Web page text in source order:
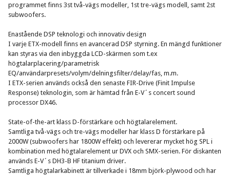
programmet finns 3st två-vägs modeller, 1st tre-vägs modell, samt 2st
subwoofers.
Enastående DSP teknologi och innovativ design
I varje ETX-modell finns en avancerad DSP styrning. En mängd funktioner
kan styras via den inbyggda LCD-skärmen som t.ex
högtalarplacering/parametrisk
EQ/användarpresets/volym/delningsfilter/delay/fas, m.m.
I ETX-serien används också den senaste FIR-Drive (Finit Impulse
Response) teknologin, som är hämtad från E-V´s concert sound
processor DX46.
State-of-the-art klass D-förstärkare och högtalarelement.
Samtliga två-vägs och tre-vägs modeller har klass D förstärkare på
2000W (subwoofers har 1800W effekt) och levererar mycket hög SPL i
kombination med högtalarelement ur DVX och SMX-serien. För diskanten
används E-V´s DH3-B HF titanium driver.
Samtliga högtalarkabinett är tillverkade i 18mm björk-plywood och har